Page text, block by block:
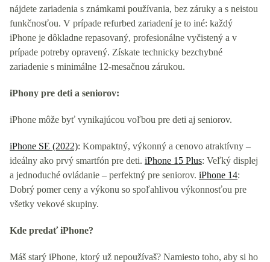
nájdete zariadenia s známkami používania, bez záruky a s neistou
funkčnosťou. V prípade refurbed zariadení je to iné: každý
iPhone je dôkladne repasovaný, profesionálne vyčistený a v
prípade potreby opravený. Získate technicky bezchybné
zariadenie s minimálne 12-mesačnou zárukou.
iPhony pre deti a seniorov:
iPhone môže byť vynikajúcou voľbou pre deti aj seniorov.
iPhone SE (2022): Kompaktný, výkonný a cenovo atraktívny –
ideálny ako prvý smartfón pre deti. iPhone 15 Plus: Veľký displej
a jednoduché ovládanie – perfektný pre seniorov. iPhone 14:
Dobrý pomer ceny a výkonu so spoľahlivou výkonnosťou pre
všetky vekové skupiny.
Kde predať iPhone?
Máš starý iPhone, ktorý už nepoužívaš? Namiesto toho, aby si ho